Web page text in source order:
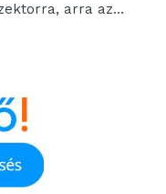
arra az